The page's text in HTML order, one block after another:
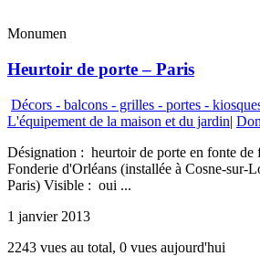
Monumen
Heurtoir de porte – Paris
Décors - balcons - grilles - portes -
L'équipement de la maison et du jardin|
Désignation : heurtoir de porte en fonte de
Fonderie d'Orléans (installée à Cosne-sur-
Paris) Visible : oui ...
1 janvier 2013
2243 vues au total, 0 vues aujourd'hui